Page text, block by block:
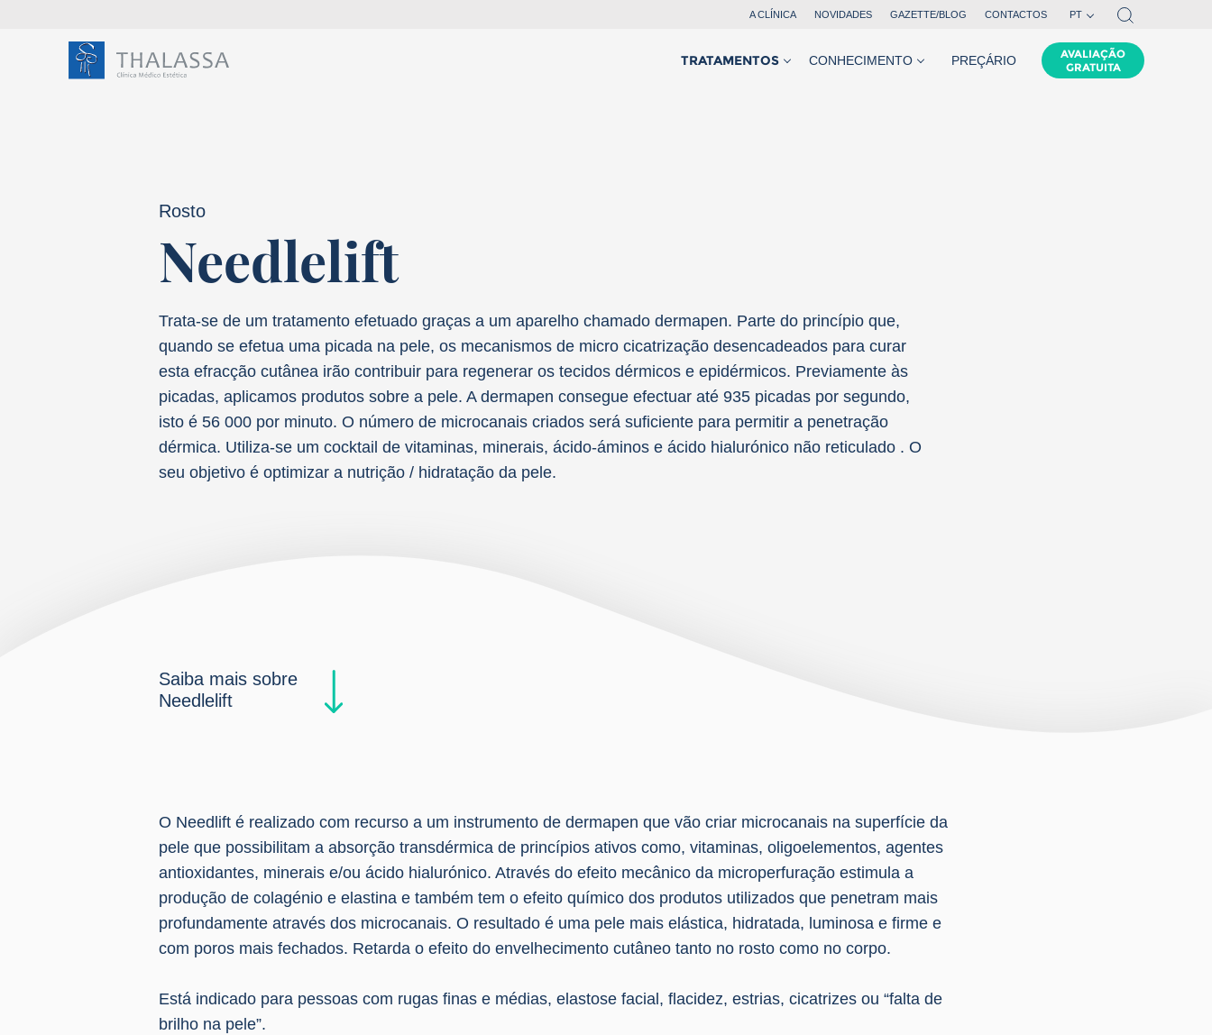
A CLÍNICA NOVIDADES GAZETTE/BLOG CONTACTOS PT
EN
FR
TRATAMENTOS CONHECIMENTO PREÇÁRIO
AVALIAÇÃO
GRATUITA
Olá, chamo-me
sou Homem Mulher e tenho
Rosto
Needlelift
Trata-se de um tratamento efetuado graças a um aparelho chamado dermapen. Parte do princípio que,
quando se efetua uma picada na pele, os mecanismos de micro cicatrização desencadeados para curar
esta efracção cutânea irão contribuir para regenerar os tecidos dérmicos e epidérmicos. Previamente às
picadas, aplicamos produtos sobre a pele. A dermapen consegue efectuar até 935 picadas por segundo,
isto é 56 000 por minuto. O número de microcanais criados será suficiente para permitir a penetração
dérmica. Utiliza-se um cocktail de vitaminas, minerais, ácido-áminos e ácido hialurónico não reticulado . O
seu objetivo é optimizar a nutrição / hidratação da pele.
Saiba mais sobre
Needlelift
O Needlift é realizado com recurso a um instrumento de dermapen que vão criar microcanais na superfície da
pele que possibilitam a absorção transdérmica de princípios ativos como, vitaminas, oligoelementos, agentes
antioxidantes, minerais e/ou ácido hialurónico. Através do efeito mecânico da microperfuração estimula a
produção de colagénio e elastina e também tem o efeito químico dos produtos utilizados que penetram mais
profundamente através dos microcanais. O resultado é uma pele mais elástica, hidratada, luminosa e firme e
com poros mais fechados. Retarda o efeito do envelhecimento cutâneo tanto no rosto como no corpo.
Está indicado para pessoas com rugas finas e médias, elastose facial, flacidez, estrias, cicatrizes ou “falta de
brilho na pele”.